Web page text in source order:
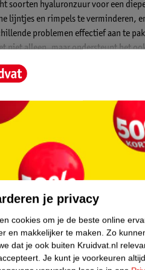
soorten hyaluronzuur voor een
lijntjes en rimpels te verminderen,
problemen effectief aan te
niet alleen, maar ondersteunt het
je privacy
cookies om je de beste online
en makkelijker te maken. Zo
dat je ook buiten Kruidvat.nl
Je kunt je voorkeuren